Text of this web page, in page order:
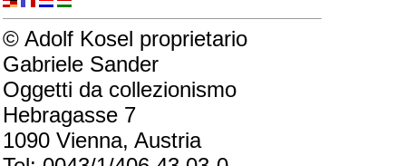
© Adolf Kosel proprietario
Gabriele Sander
Oggetti da collezionismo
Hebragasse 7
1090 Vienna, Austria